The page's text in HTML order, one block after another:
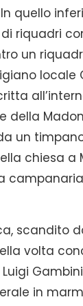
quello
riquadri
un
locale
un
chiesa a
scandito
volta
in